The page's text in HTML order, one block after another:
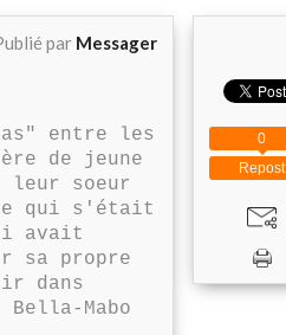
par Messager
entre les
de jeune
leur soeur
qui s'était
avait
sa propre
dans
Mabo
Repost
0